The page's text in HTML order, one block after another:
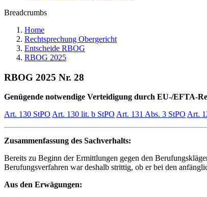
Breadcrumbs
Home
Rechtsprechung Obergericht
Entscheide RBOG
RBOG 2025
RBOG 2025 Nr. 28
Genügende notwendige Verteidigung durch EU-/EFTA-
Art. 130 StPO Art. 130 lit. b StPO Art. 131 Abs. 3 StPO Art.
Zusammenfassung des Sachverhalts:
Bereits zu Beginn der Ermittlungen gegen den
Berufungsverfahren war deshalb strittig, ob er bei den
Aus den Erwägungen: